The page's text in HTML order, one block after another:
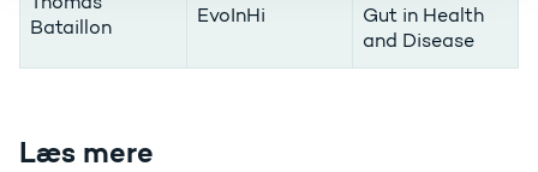
Bataillon
EvoInHi
Gut in Health
and Disease
Læs mere